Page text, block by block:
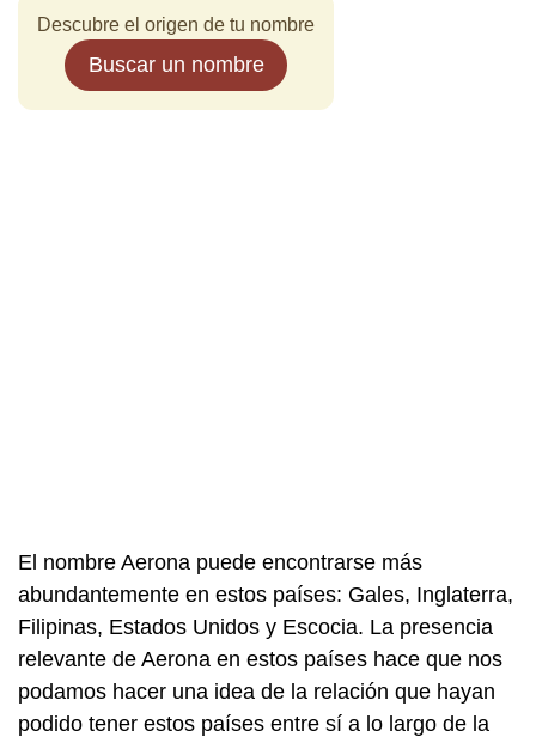
Descubre el origen de tu nombre
Buscar un nombre
El nombre Aerona puede encontrarse más
abundantemente en estos países: Gales, Inglaterra,
Filipinas, Estados Unidos y Escocia. La presencia
relevante de Aerona en estos países hace que nos
podamos hacer una idea de la relación que hayan
podido tener estos países entre sí a lo largo de la